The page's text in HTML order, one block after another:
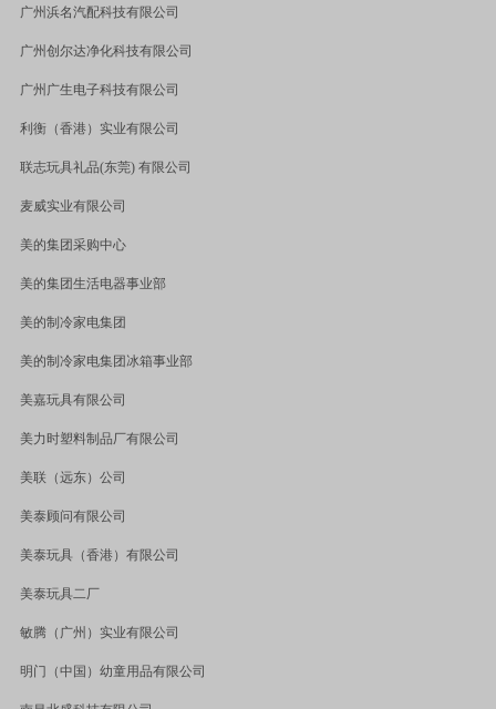
广州浜名汽配科技有限公司
广州创尔达净化科技有限公司
广州广生电子科技有限公司
利衡（香港）实业有限公司
联志玩具礼品(东莞) 有限公司
麦威实业有限公司
美的集团采购中心
美的集团生活电器事业部
美的制冷家电集团
美的制冷家电集团冰箱事业部
美嘉玩具有限公司
美力时塑料制品厂有限公司
美联（远东）公司
美泰顾问有限公司
美泰玩具（香港）有限公司
美泰玩具二厂
敏腾（广州）实业有限公司
明门（中国）幼童用品有限公司